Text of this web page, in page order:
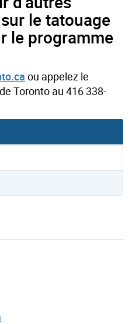
le tatouage
le programme
ou appelez le
Toronto au 416 338-